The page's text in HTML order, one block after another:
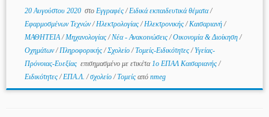
20 Αυγούστου 2020στο Εγγραφές/Ειδικά εκπαιδευτικά θέματα/
Εφαρμοσμένων Τεχνών/Ηλεκτρολογίας/Ηλεκτρονικής/Καισαριανή/
ΜΑΘΗΤΕΙΑ/Μηχανολογίας/Νέα - Ανακοινώσεις/Οικονομία & Διοίκηση/
Οχημάτων/Πληροφορικής/Σχολείο/Τομείς-Ειδικότητες/Υγείας-
Πρόνοιας-Ευεξίας επισημασμένο με ετικέτα1ο ΕΠΑΛ Καισαριανής/
Ειδικότητες/ΕΠΑ.Λ./σχολείο/Τομείς από nmeg